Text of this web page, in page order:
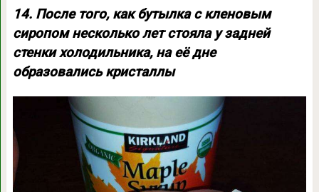
14. После того, как бутылка с кленовым
сиропом несколько лет стояла у задней
стенки холодильника, на её дне
образовались кристаллы